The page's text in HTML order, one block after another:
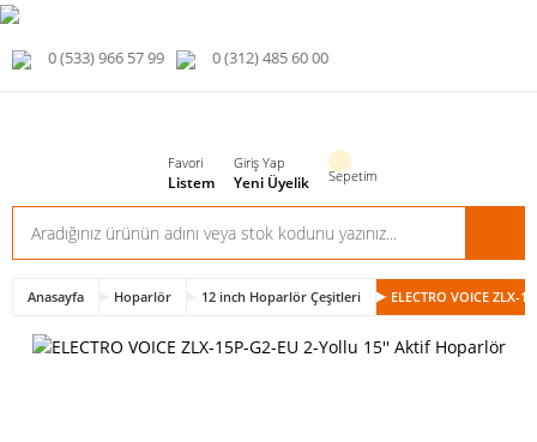
0 (533) 966 57 99 0 (312) 485 60 00
Favori
Listem
Giriş Yap
Yeni Üyelik Sepetim
Anasayfa Hoparlör 12 inch Hoparlör Çeşitleri ELECTRO VOICE